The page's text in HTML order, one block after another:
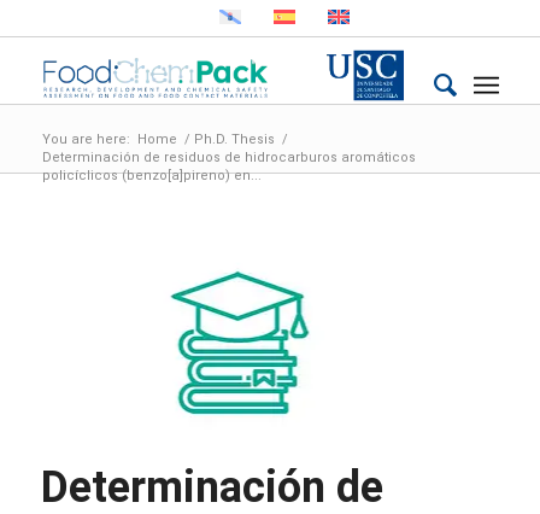
You are here: Home / Ph.D. Thesis /
Determinación de residuos de hidrocarburos aromáticos
policíclicos (benzo[a]pireno) en...
Determinación de